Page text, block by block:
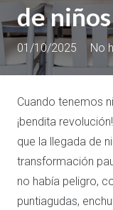
de niños
01/10/2025 No
Cuando tenemos
¡bendita
que la llegada de
transformación
no había peligro,
puntiagudas,